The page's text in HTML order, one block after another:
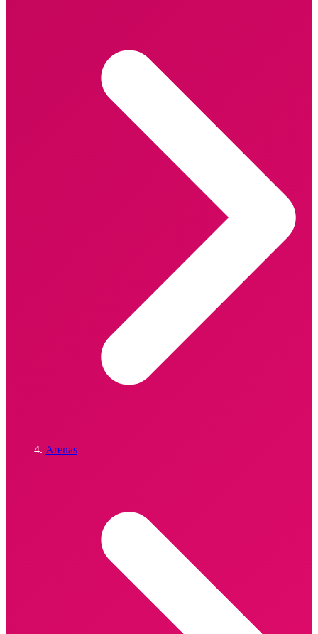
Arenas